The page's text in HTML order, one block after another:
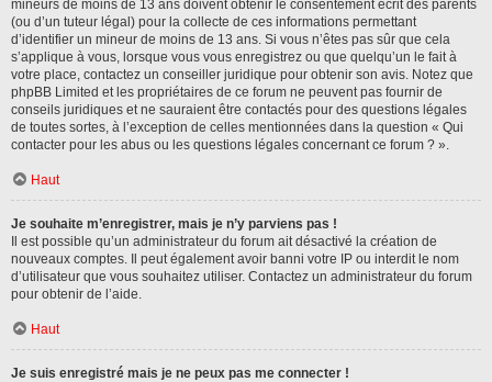
mineurs de moins de 13 ans doivent obtenir le consentement écrit des parents
(ou d’un tuteur légal) pour la collecte de ces informations permettant
d’identifier un mineur de moins de 13 ans. Si vous n’êtes pas sûr que cela
s’applique à vous, lorsque vous vous enregistrez ou que quelqu’un le fait à
votre place, contactez un conseiller juridique pour obtenir son avis. Notez que
phpBB Limited et les propriétaires de ce forum ne peuvent pas fournir de
conseils juridiques et ne sauraient être contactés pour des questions légales
de toutes sortes, à l’exception de celles mentionnées dans la question « Qui
contacter pour les abus ou les questions légales concernant ce forum ? ».
Haut
Je souhaite m’enregistrer, mais je n’y parviens pas !
Il est possible qu’un administrateur du forum ait désactivé la création de
nouveaux comptes. Il peut également avoir banni votre IP ou interdit le nom
d’utilisateur que vous souhaitez utiliser. Contactez un administrateur du forum
pour obtenir de l’aide.
Haut
Je suis enregistré mais je ne peux pas me connecter !